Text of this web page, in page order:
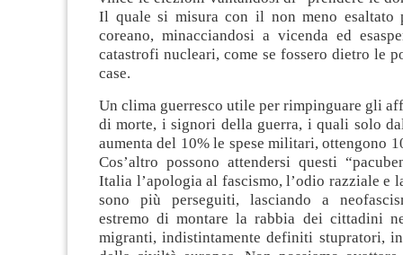
Il quale si misura con il non meno esaltato
coreano, minacciandosi a vicenda ed
catastrofi nucleari, come se fossero dietro le
case.
Un clima guerresco utile per rimpinguare gli
di morte, i signori della guerra, i quali solo
aumenta del 10% le spese militari, ottengono
Cos’altro possono attendersi questi
Italia l’apologia al fascismo, l’odio razziale e
sono più perseguiti, lasciando a
estremo di montare la rabbia dei cittadini
migranti, indistintamente definiti stupratori,